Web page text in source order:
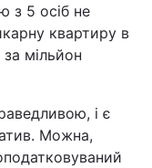
з 5 осіб не
квартиру в
мільйон
і є
Можна,